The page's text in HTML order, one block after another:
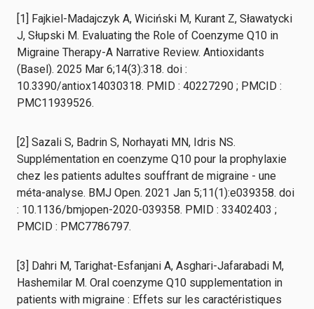
[1] Fajkiel-Madajczyk A, Wiciński M, Kurant Z, Sławatycki
J, Słupski M. Evaluating the Role of Coenzyme Q10 in
Migraine Therapy-A Narrative Review. Antioxidants
(Basel). 2025 Mar 6;14(3):318. doi :
10.3390/antiox14030318. PMID : 40227290 ; PMCID :
PMC11939526.
[2] Sazali S, Badrin S, Norhayati MN, Idris NS.
Supplémentation en coenzyme Q10 pour la prophylaxie
chez les patients adultes souffrant de migraine - une
méta-analyse. BMJ Open. 2021 Jan 5;11(1):e039358. doi
: 10.1136/bmjopen-2020-039358. PMID : 33402403 ;
PMCID : PMC7786797.
[3] Dahri M, Tarighat-Esfanjani A, Asghari-Jafarabadi M,
Hashemilar M. Oral coenzyme Q10 supplementation in
patients with migraine : Effets sur les caractéristiques